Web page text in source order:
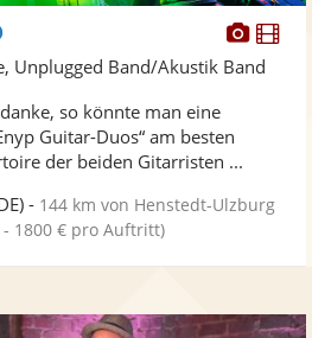
Unplugged Band/Akustik Band
so könnte man eine
Guitar-Duos“ am besten
der beiden Gitarristen ...
- 144 km von Henstedt-Ulzburg
- 1800 € pro Auftritt)